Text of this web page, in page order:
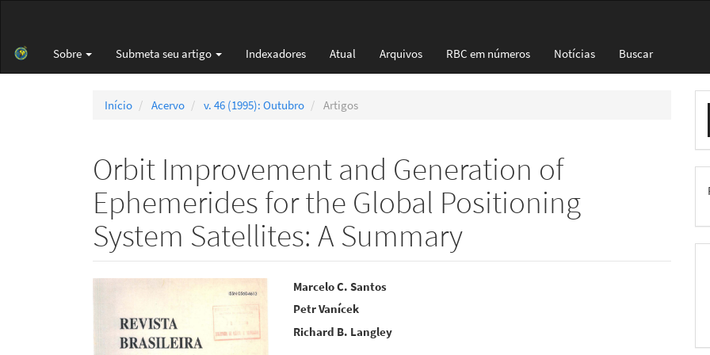
principal
Barra
Sobre Submeta seu artigo Indexadores Atual Arquivos RBC em números Notícias Buscar
Início Acervo v. 46 (1995): Outubro Artigos
Orbit Improvement and Generation of
Ephemerides for the Global Positioning
System Satellites: A Summary
Barra
lateral
Conteúdo
do
artigo
Marcelo C. Santos
Petr Vanícek
Richard B. Langley